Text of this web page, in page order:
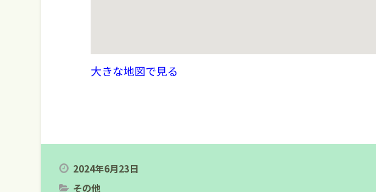
大きな地図で見る
2024年6月23日
その他